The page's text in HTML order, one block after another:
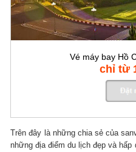
Vé máy bay Hồ
chỉ từ
Trên đây là những chia sẻ của
những địa điểm du lịch đẹp và